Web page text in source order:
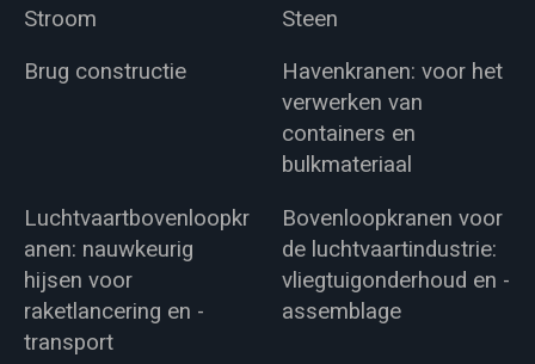
Stroom
Steen
Brug constructie
Havenkranen: voor het
verwerken van
containers en
bulkmateriaal
Luchtvaartbovenloopkr
anen: nauwkeurig
hijsen voor
raketlancering en -
transport
Bovenloopkranen voor
de luchtvaartindustrie:
vliegtuigonderhoud en -
assemblage